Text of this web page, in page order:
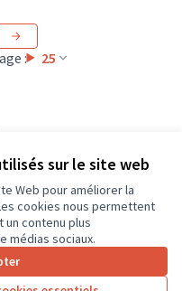
sur le site web
Web pour améliorer la
cookies nous permettent
contenu plus
médias sociaux.
: 25